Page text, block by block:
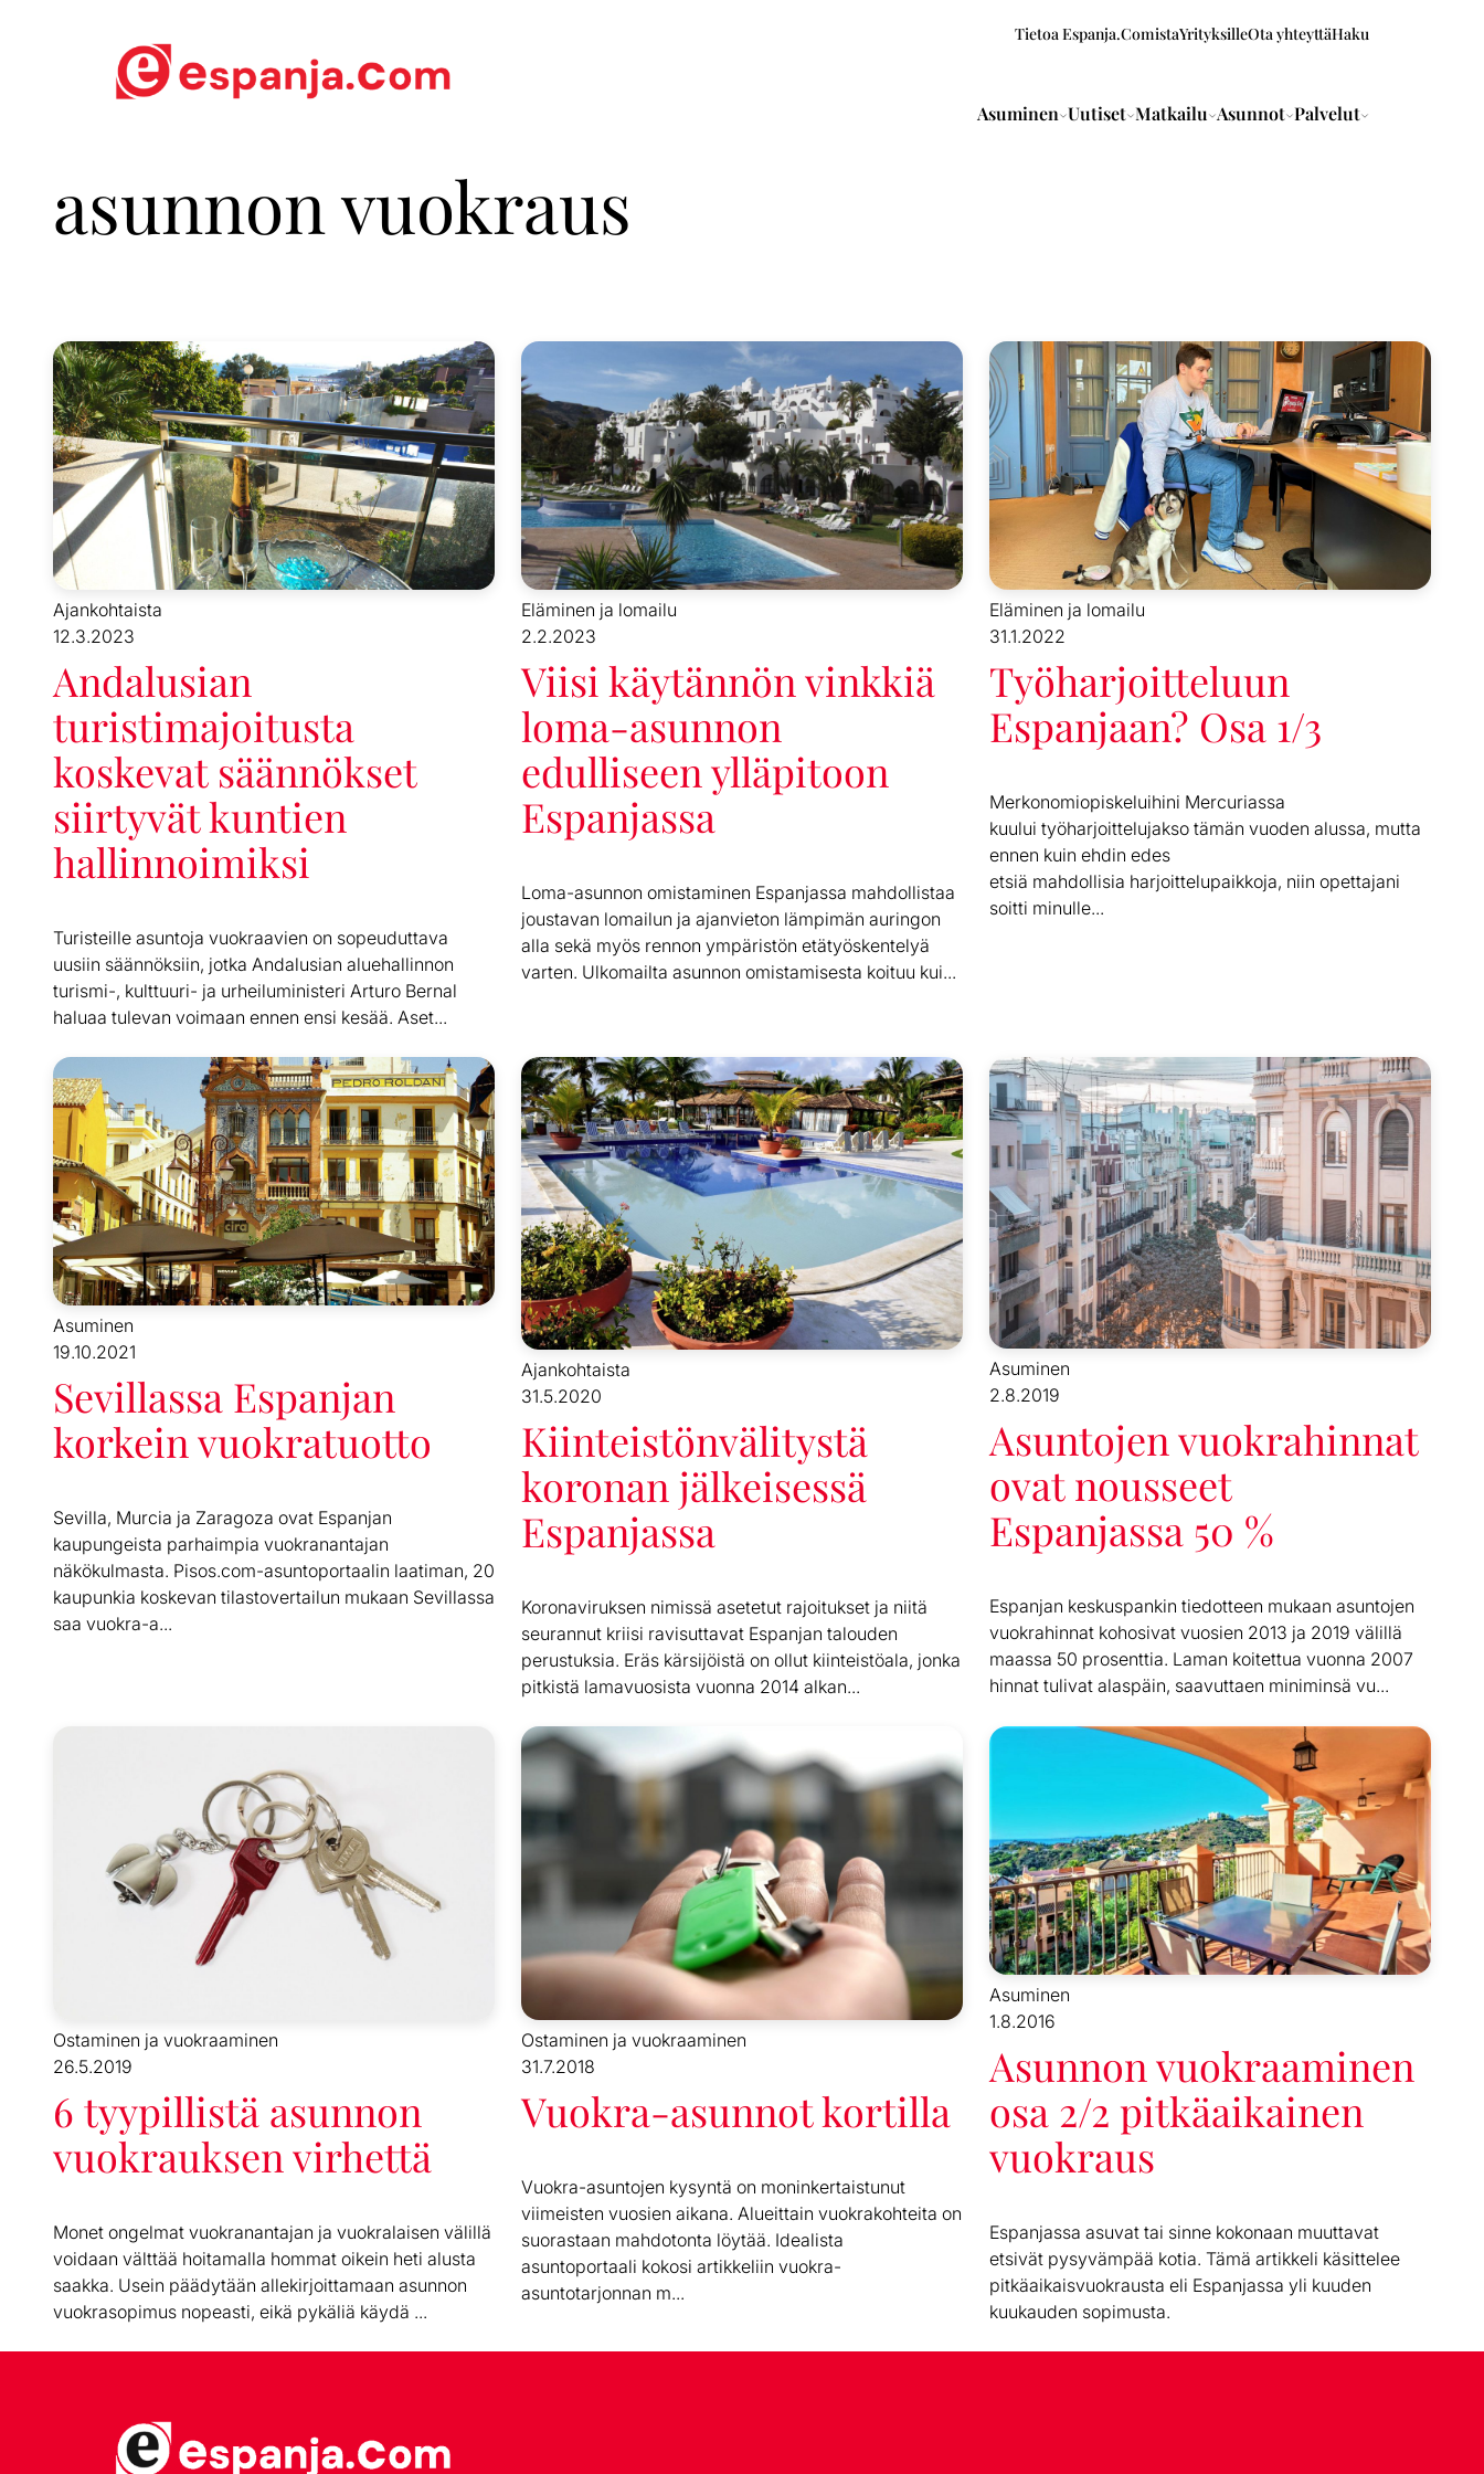
Tietoa Espanja.ComistaYrityksilleOta yhteyttäHaku
Asuminen Uutiset Matkailu Asunnot Palvelut
asunnon vuokraus
Ajankohtaista
12.3.2023
Andalusian
turistimajoitusta
koskevat säännökset
siirtyvät kuntien
hallinnoimiksi
Turisteille asuntoja vuokraavien on sopeuduttava
uusiin säännöksiin, jotka Andalusian aluehallinnon
turismi-, kulttuuri- ja urheiluministeri Arturo Bernal
haluaa tulevan voimaan ennen ensi kesää. Aset...
Eläminen ja lomailu
2.2.2023
Viisi käytännön vinkkiä
loma-asunnon
edulliseen ylläpitoon
Espanjassa
Loma-asunnon omistaminen Espanjassa mahdollistaa
joustavan lomailun ja ajanvieton lämpimän auringon
alla sekä myös rennon ympäristön etätyöskentelyä
varten. Ulkomailta asunnon omistamisesta koituu kui...
Eläminen ja lomailu
31.1.2022
Työharjoitteluun
Espanjaan? Osa 1/3
Merkonomiopiskeluihini Mercuriassa
kuului työharjoittelujakso tämän vuoden alussa, mutta
ennen kuin ehdin edes
etsiä mahdollisia harjoittelupaikkoja, niin opettajani
soitti minulle...
Asuminen
19.10.2021
Sevillassa Espanjan
korkein vuokratuotto
Sevilla, Murcia ja Zaragoza ovat Espanjan
kaupungeista parhaimpia vuokranantajan
näkökulmasta. Pisos.com-asuntoportaalin laatiman, 20
kaupunkia koskevan tilastovertailun mukaan Sevillassa
saa vuokra-a...
Ajankohtaista
31.5.2020
Kiinteistönvälitystä
koronan jälkeisessä
Espanjassa
Koronaviruksen nimissä asetetut rajoitukset ja niitä
seurannut kriisi ravisuttavat Espanjan talouden
perustuksia. Eräs kärsijöistä on ollut kiinteistöala, jonka
pitkistä lamavuosista vuonna 2014 alkan...
Asuminen
2.8.2019
Asuntojen vuokrahinnat
ovat nousseet
Espanjassa 50 %
Espanjan keskuspankin tiedotteen mukaan asuntojen
vuokrahinnat kohosivat vuosien 2013 ja 2019 välillä
maassa 50 prosenttia. Laman koitettua vuonna 2007
hinnat tulivat alaspäin, saavuttaen miniminsä vu...
Ostaminen ja vuokraaminen
26.5.2019
6 tyypillistä asunnon
vuokrauksen virhettä
Monet ongelmat vuokranantajan ja vuokralaisen välillä
voidaan välttää hoitamalla hommat oikein heti alusta
saakka. Usein päädytään allekirjoittamaan asunnon
vuokrasopimus nopeasti, eikä pykäliä käydä ...
Ostaminen ja vuokraaminen
31.7.2018
Vuokra-asunnot kortilla
Vuokra-asuntojen kysyntä on moninkertaistunut
viimeisten vuosien aikana. Alueittain vuokrakohteita on
suorastaan mahdotonta löytää. Idealista
asuntoportaali kokosi artikkeliin vuokra-
asuntotarjonnan m...
Asuminen
1.8.2016
Asunnon vuokraaminen
osa 2/2 pitkäaikainen
vuokraus
Espanjassa asuvat tai sinne kokonaan muuttavat
etsivät pysyvämpää kotia. Tämä artikkeli käsittelee
pitkäaikaisvuokrausta eli Espanjassa yli kuuden
kuukauden sopimusta.